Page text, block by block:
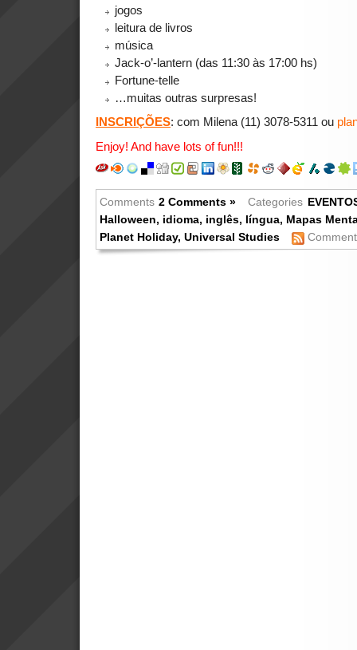
jogos
leitura de livros
música
Jack-o’-lantern (das 11:30 às 17:00 hs)
Fortune-telle
…muitas outras surpresas!
INSCRIÇÕES: com Milena (11) 3078-5311 ou
Enjoy! And have lots of fun!!!
Comments 2 Comments » Categories
Halloween, idioma, inglês, língua, Mapas
Planet Holiday, Universal Studies